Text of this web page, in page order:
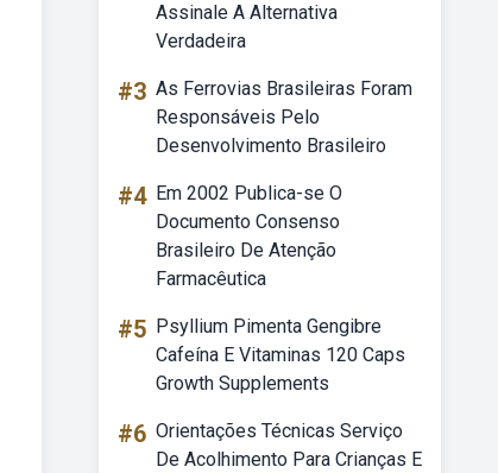
Assinale A Alternativa
Verdadeira
#3 As Ferrovias Brasileiras Foram
Responsáveis Pelo
Desenvolvimento Brasileiro
#4 Em 2002 Publica-se O
Documento Consenso
Brasileiro De Atenção
Farmacêutica
#5 Psyllium Pimenta Gengibre
Cafeína E Vitaminas 120 Caps
Growth Supplements
#6 Orientações Técnicas Serviço
De Acolhimento Para Crianças E